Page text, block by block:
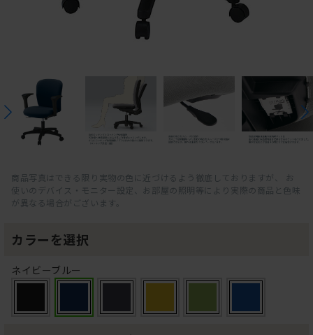
商品写真はできる限り実物の色に近づけるよう徹底しておりますが、 お
使いのデバイス・モニター設定、お部屋の照明等により実際の商品と色味
が異なる場合がございます。
カラーを選択
ネイビーブルー